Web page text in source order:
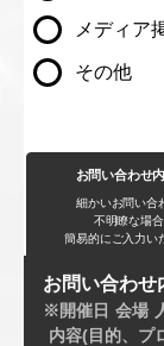
メディア
その他
お問い合わせ
細かいお問い合
不明瞭な場合
簡易的にご入力い
お問い合わせ
※開催日 会場
内容(目的、プ